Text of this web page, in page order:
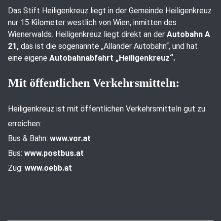
Das Stift Heiligenkreuz liegt in der Gemeinde Heiligenkreuz
nur 15 Kilometer westlich von Wien, inmitten des
Wienerwalds. Heiligenkreuz liegt direkt an der Autobahn A
21, das ist die sogenannte „Allander Autobahn“, und hat
eine eigene Autobahnabfahrt „Heiligenkreuz“.
Mit öffentlichen Verkehrsmitteln:
Heiligenkreuz ist mit öffentlichen Verkehrsmitteln gut zu
erreichen:
Bus & Bahn: www.vor.at
Bus: www.postbus.at
Zug: www.oebb.at